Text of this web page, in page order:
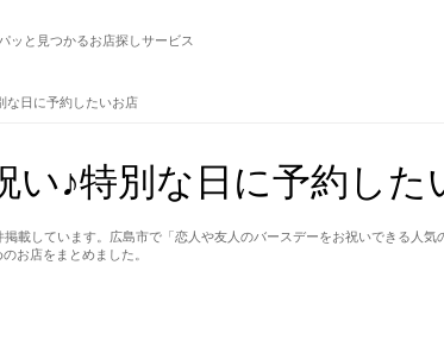
ッと見つかるお店探しサービス
な日に予約したいお店
い♪特別な日に予約した
載しています。広島市で「恋人や友人のバースデーをお祝いできる人
お店をまとめました。